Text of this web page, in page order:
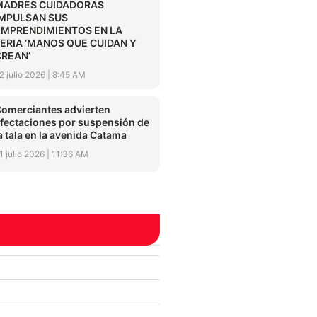
CUIDADORAS
SUS
EN LA
‘MANOS QUE CUIDAN Y
julio 2026 8:45 AM
advierten
por suspensión de
tala en la avenida Catama
julio 2026 11:36 AM